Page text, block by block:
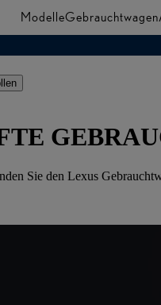
drücken)
ModelleGebrauchtwagen
Sie den Lexus